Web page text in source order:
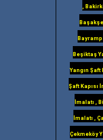
,
Beşiktaş
Yangın Şaft
Şaft Kapısı
İmalatı ,
İmalatı ,
Çekmeköy